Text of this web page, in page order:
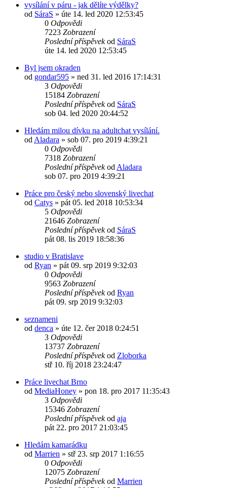
vysílání v páru - jak dělíte výdělky?
od SáraS » úte 14. led 2020 12:53:45
0 Odpovědi
7223 Zobrazení
Poslední příspěvekod SáraS
úte 14. led 2020 12:53:45
Byl jsem okraden
od gondar595 » ned 31. led 2016 17:14:31
3 Odpovědi
15184 Zobrazení
Poslední příspěvekod SáraS
sob 04. led 2020 20:44:52
Hledám milou dívku na adultchat vysílání.
od Aladara » sob 07. pro 2019 4:39:21
0 Odpovědi
7318 Zobrazení
Poslední příspěvekod Aladara
sob 07. pro 2019 4:39:21
Práce pro český nebo slovenský livechat
od Catys » pát 05. led 2018 10:53:34
5 Odpovědi
21646 Zobrazení
Poslední příspěvekod SáraS
pát 08. lis 2019 18:58:36
studio v Bratislave
od Ryan » pát 09. srp 2019 9:32:03
0 Odpovědi
9563 Zobrazení
Poslední příspěvekod Ryan
pát 09. srp 2019 9:32:03
seznameni
od denca » úte 12. čer 2018 0:24:51
3 Odpovědi
13737 Zobrazení
Poslední příspěvekod Zloborka
stř 10. říj 2018 23:24:47
Práce livechat Brno
od MediaHoney » pon 18. pro 2017 11:35:43
3 Odpovědi
15346 Zobrazení
Poslední příspěvekod aja
pát 22. pro 2017 21:03:45
Hledám kamarádku
od Marrien » stř 23. srp 2017 1:16:55
0 Odpovědi
12075 Zobrazení
Poslední příspěvekod Marrien